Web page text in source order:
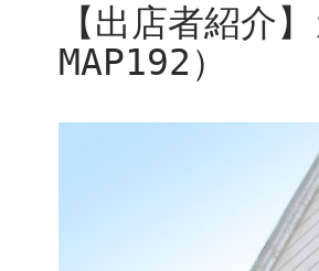
【出店者紹介
MAP192）